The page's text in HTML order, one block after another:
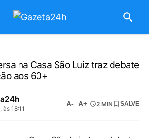
na Casa São Luiz traz debate
aos 60+
18:11
A- A+ 2 MIN SALVE